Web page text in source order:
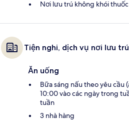
Nơi lưu trú không khói thuốc
Tiện nghi, dịch vụ nơi lưu trú
Ăn uống
Bữa sáng nấu theo yêu
10:00 vào các ngày trong
tuần
3 nhà hàng